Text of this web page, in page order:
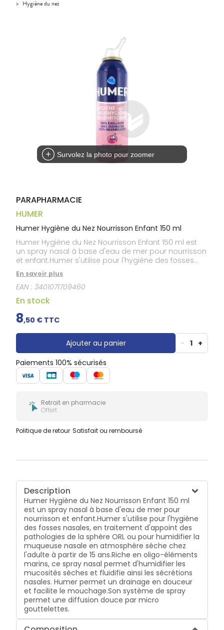
PHARMACIES
DISPOSITIFS
D’ORDONNANCE
> Hygiène du nez
Survolez la photo pour zoomer
PARAPHARMACIE
HUMER
Humer Hygiène du Nez Nourrisson Enfant 150 ml
Humer Hygiène du Nez Nourrisson Enfant 150 ml est
un spray nasal à base d'eau de mer pour nourrisson
et enfant.Humer s'utilise pour l'hygiène des fosses
nasales, en traitement d'appoint des pathologies de
la sphère ORL ou pour humidifier la muqueuse
nasale en atmosphère sèche chez l'adulte à partir
de 15 ans.Riche en oligo-éléments marins, ce spray
nasal permet d'humidifier les mucosités sèches et
fluidifie ainsi les sécrétions nasales. Humer permet un
drainage en douceur et facilite le mouchage.Son
système de spray permet une diffusion douce par
micro gouttelettes.
En savoir plus
EAN :3401071709460
En stock
8,50 € TTC
Ajouter au panier - 1 +
Paiements 100% sécurisés
Retrait en pharmacie
Offert
Politique de retour Satisfait ou remboursé
Description
Humer Hygiène du Nez Nourrisson Enfant 150 ml
est un spray nasal à base d'eau de mer pour
nourrisson et enfant.Humer s'utilise pour l'hygiène
des fosses nasales, en traitement d'appoint des
pathologies de la sphère ORL ou pour humidifier la
muqueuse nasale en atmosphère sèche chez
l'adulte à partir de 15 ans.Riche en oligo-éléments
marins, ce spray nasal permet d'humidifier les
mucosités sèches et fluidifie ainsi les sécrétions
nasales. Humer permet un drainage en douceur
et facilite le mouchage.Son système de spray
permet une diffusion douce par micro
gouttelettes.